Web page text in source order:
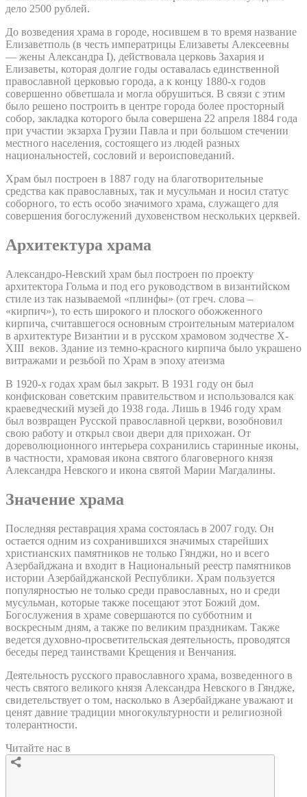
дело 2500 рублей.
До возведения храма в городе, носившем в то время название
Елизаветполь (в честь императрицы Елизаветы Алексеевны
— жены Александра I), действовала церковь Захария и
Елизаветы, которая долгие годы оставалась единственной
православной церковью города, а к концу 1880-х годов
совершенно обветшала и могла обрушиться. В связи с этим
было решено построить в центре города более просторный
собор, закладка которого была совершена 22 апреля 1884 года
при участии экзарха Грузии Павла и при большом стечении
местного населения, состоящего из людей разных
национальностей, сословий и вероисповеданий.
Храм был построен в 1887 году на благотворительные
средства как православных, так и мусульман и носил статус
соборного, то есть особо значимого храма, служащего для
совершения богослужений духовенством нескольких церквей.
Архитектура храма
Александро-Невский храм был построен по проекту
архитектора Гольма и под его руководством в византийском
стиле из так называемой «плинфы» (от греч. слова –
«кирпич»), то есть широкого и плоского обожженного
кирпича, считавшегося основным строительным материалом
в архитектуре Византии и в русском храмовом зодчестве X-
XIII веков. Здание из темно-красного кирпича было украшено
витражами и резьбой по Храм в эпоху атеизма
В 1920-х годах храм был закрыт. В 1931 году он был
конфискован советским правительством и использовался как
краеведческий музей до 1938 года. Лишь в 1946 году храм
был возвращен Русской православной церкви, возобновил
свою работу и открыл свои двери для прихожан. От
дореволюционного интерьера сохранились старинные иконы,
в частности, храмовая икона святого благоверного князя
Александра Невского и икона святой Марии Магдалины.
Значение храма
Последняя реставрация храма состоялась в 2007 году. Он
остается одним из сохранившихся значимых старейших
христианских памятников не только Гянджи, но и всего
Азербайджана и входит в Национальный реестр памятников
истории Азербайджанской Республики. Храм пользуется
популярностью не только среди православных, но и среди
мусульман, которые также посещают этот Божий дом.
Богослужения в храме совершаются по субботним и
воскресным дням, а также по великим праздникам. Также
ведется духовно-просветительская деятельность, проводятся
беседы перед таинствами Крещения и Венчания.
Деятельность русского православного храма, возведенного в
честь святого великого князя Александра Невского в Гяндже,
свидетельствует о том, насколько в Азербайджане уважают и
ценят давние традиции многокультурности и религиозной
толерантности.
Читайте нас в